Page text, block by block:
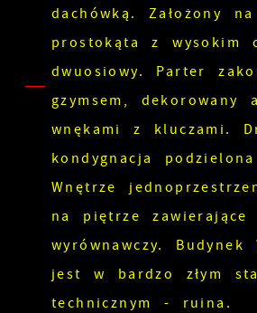
dachówką. Założony
prostokąta z wysokim
dwuosiowy. Parter
gzymsem, dekorowany
wnękami z kluczami.
kondygnacja
Wnętrze
na piętrze zawierające
wyrównawczy. Budynek
jest w bardzo złym
technicznym - ruina.